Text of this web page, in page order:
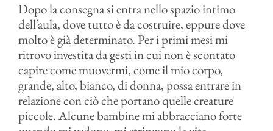
Dopo la consegna si entra nello spazio intimo
dell’aula, dove tutto è da costruire, eppure dove
molto è già determinato. Per i primi mesi mi
ritrovo investita da gesti in cui non è scontato
capire come muovermi, come il mio corpo,
grande, alto, bianco, di donna, possa entrare in
relazione con ciò che portano quelle creature
piccole. Alcune bambine mi abbracciano forte